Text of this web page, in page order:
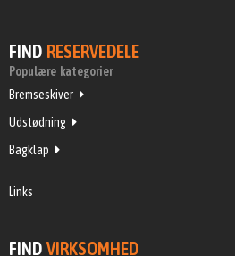
FIND RESERVEDELE
Populære kategorier
Bremseskiver
Udstødning
Bagklap
Links
FIND VIRKSOMHED